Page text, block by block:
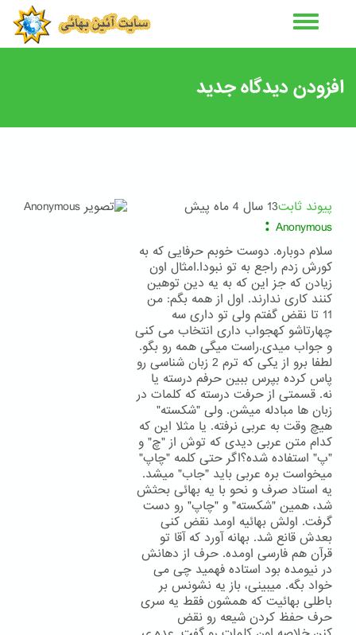
افزودن دیدگاه جدید
پیوند ثابت13 سال 4 ماه پیش
Anonymous
:
سلام دوباره. دوست خوبم حرفایی که به
کورش زدم راجع به تو نبودا.امثال اون
زیادن که جز این که به یه دین توهین
کنند کاری ندارند. اول از همه بگم: من
11 تا نقض گفتم ولی تو داری سه
چهارتاشو کهجواب داری انتخاب می کنی
و جواب میدی.راست میگی همه رو بگو.
لطفا برو از یکی که ترم 2 زبان شناسی رو
پاس کرده بپرس ببین حرفم درسته یا
نه. قسمتی از حرفت درسته که کلمات در
زبان ها مبادله میشن. ولی "شکسته"
هیچ وقت به عربی نرفته. یا مثلا این که
کدام متن عربی دیدی که توش از "چ" و
"پ" استفاده شده؟اگر حتی کلمه "چاپ"
میخواست بره عربی باید "جاب" میشد.
یه استاد صرف و نحو با یه بهائی بحثش
شد، همین "شکسته" و "چاپ" رو دست
گرفت. اولش بهائیه اومد نقض کنی
بعدش قانع شد. بهانه آورد که آقا تو
قرآن هم فارسی اومده. حرف از دهانش
در نیومده بود استاده فهمید چی می
خواد بگه. میبینی، باز یه نشونس بر
باطلی بهائیت که همشون فقط یه سری
حرف حفظ کردن شیعه رو نقض